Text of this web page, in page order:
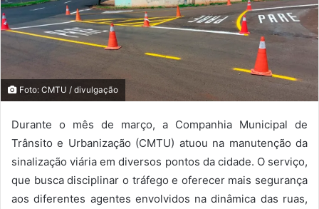
Foto: CMTU / divulgação
Durante o mês de março, a Companhia Municipal de
Trânsito e Urbanização (CMTU) atuou na manutenção da
sinalização viária em diversos pontos da cidade. O serviço,
que busca disciplinar o tráfego e oferecer mais segurança
aos diferentes agentes envolvidos na dinâmica das ruas,